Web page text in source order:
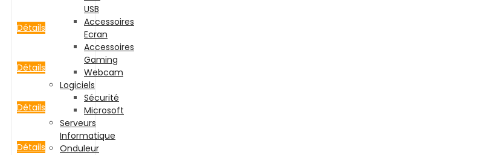
USB
Accessoires
Ecran
Accessoires
Gaming
Webcam
Logiciels
Sécurité
Microsoft
Serveurs
Informatique
Onduleur
Détails
Détails
Détails
Détails